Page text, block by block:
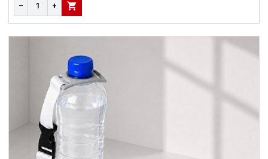
− + В КОРЗИНУ